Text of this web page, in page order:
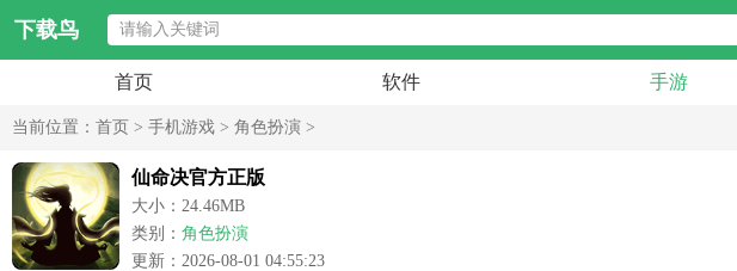
下载鸟
首页 软件 手游
当前位置： 首页 > 手机游戏 > 角色扮演 >
仙命决官方正版
大小：24.46MB
类别： 角色扮演
更新：2026-08-01 04:55:23